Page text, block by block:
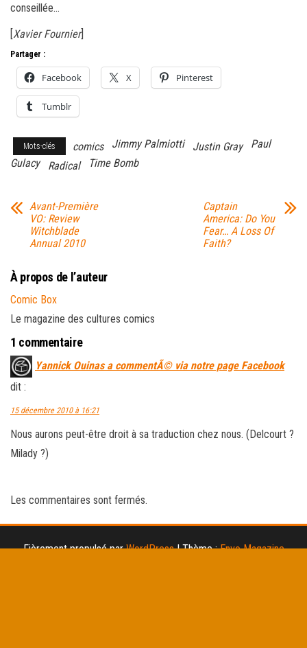
conseillée…
[Xavier Fournier]
Partager :
Facebook X Pinterest
Tumblr
Mots-clés comics Jimmy Palmiotti Justin Gray
Paul
Gulacy
Radical Time Bomb
Avant-Première
VO: Review
Witchblade
Annual 2010
Captain
America: Do You
Fear… A Loss Of
Faith?
À propos de l’auteur
Comic Box
Le magazine des cultures comics
1 commentaire
Yannick Ouinas a commentÃ© via notre page Facebook
dit :
15 décembre 2010 à 16:21
Nous aurons peut-être droit à sa traduction chez nous. (Delcourt ?
Milady ?)
Les commentaires sont fermés.
Fièrement propulsé parWordPress |Thème :Envo Magazine